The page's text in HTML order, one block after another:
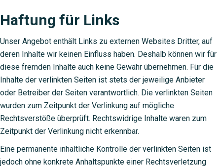
Haftung für Links
Unser Angebot enthält Links zu externen Websites Dritter, auf
deren Inhalte wir keinen Einfluss haben. Deshalb können wir für
diese fremden Inhalte auch keine Gewähr übernehmen. Für die
Inhalte der verlinkten Seiten ist stets der jeweilige Anbieter
oder Betreiber der Seiten verantwortlich. Die verlinkten Seiten
wurden zum Zeitpunkt der Verlinkung auf mögliche
Rechtsverstöße überprüft. Rechtswidrige Inhalte waren zum
Zeitpunkt der Verlinkung nicht erkennbar.
Eine permanente inhaltliche Kontrolle der verlinkten Seiten ist
jedoch ohne konkrete Anhaltspunkte einer Rechtsverletzung